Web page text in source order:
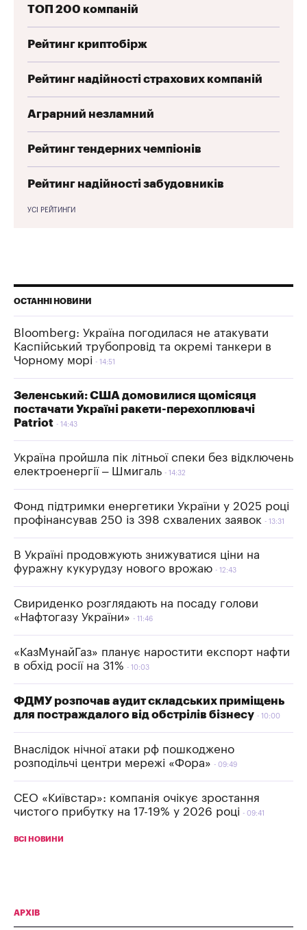
ТОП 200 компаній
Рейтинг криптобірж
Рейтинг надійності страхових компаній
Аграрний незламний
Рейтинг тендерних чемпіонів
Рейтинг надійності забудовників
УСІ РЕЙТИНГИ
ОСТАННІ НОВИНИ
Bloomberg: Україна погодилася не атакувати
Каспійський трубопровід та окремі танкери в
Чорному морі
14:51
Зеленський: США домовилися щомісяця
постачати Україні ракети-перехоплювачі
Patriot
14:43
Україна пройшла пік літньої спеки без відключень
електроенергії – Шмигаль
14:32
Фонд підтримки енергетики України у 2025 році
профінансував 250 із 398 схвалених заявок
13:31
В Україні продовжують знижуватися ціни на
фуражну кукурудзу нового врожаю
12:43
Свириденко розглядають на посаду голови
«Нафтогазу України»
11:46
«КазМунайГаз» планує наростити експорт нафти
в обхід росії на 31%
10:03
ФДМУ розпочав аудит складських приміщень
для постраждалого від обстрілів бізнесу
10:00
Внаслідок нічної атаки рф пошкоджено
розподільчі центри мережі «Фора»
09:49
СЕО «Київстар»: компанія очікує зростання
чистого прибутку на 17-19% у 2026 році
09:41
ВСІ НОВИНИ
АРХІВ